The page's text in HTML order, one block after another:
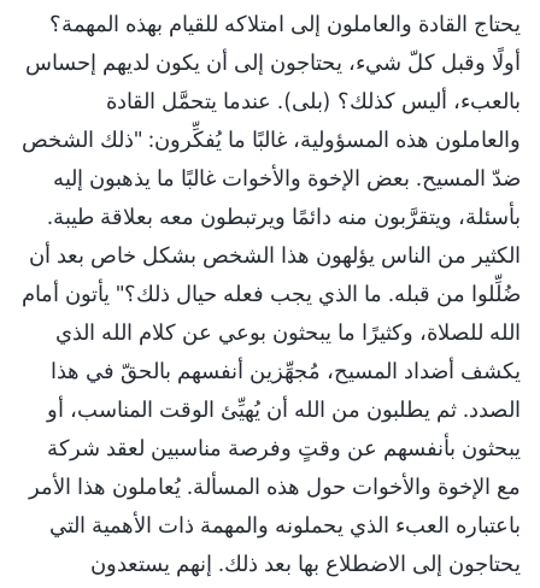
يحتاج القادة والعاملون إلى امتلاكه للقيام بهذه المهمة؟
أولًا وقبل كلّ شيء، يحتاجون إلى أن يكون لديهم إحساس
بالعبء، أليس كذلك؟ (بلى). عندما يتحمَّل القادة
والعاملون هذه المسؤولية، غالبًا ما يُفكِّرون: "ذلك الشخص
ضدّ المسيح. بعض الإخوة والأخوات غالبًا ما يذهبون إليه
بأسئلة، ويتقرَّبون منه دائمًا ويرتبطون معه بعلاقة طيبة.
الكثير من الناس يؤلهون هذا الشخص بشكل خاص بعد أن
ضُلِّلوا من قبله. ما الذي يجب فعله حيال ذلك؟" يأتون أمام
الله للصلاة، وكثيرًا ما يبحثون بوعي عن كلام الله الذي
يكشف أضداد المسيح، مُجهِّزين أنفسهم بالحقّ في هذا
الصدد. ثم يطلبون من الله أن يُهيِّئ الوقت المناسب، أو
يبحثون بأنفسهم عن وقتٍ وفرصة مناسبين لعقد شركة
مع الإخوة والأخوات حول هذه المسألة. يُعاملون هذا الأمر
باعتباره العبء الذي يحملونه والمهمة ذات الأهمية التي
يحتاجون إلى الاضطلاع بها بعد ذلك. إنهم يستعدون